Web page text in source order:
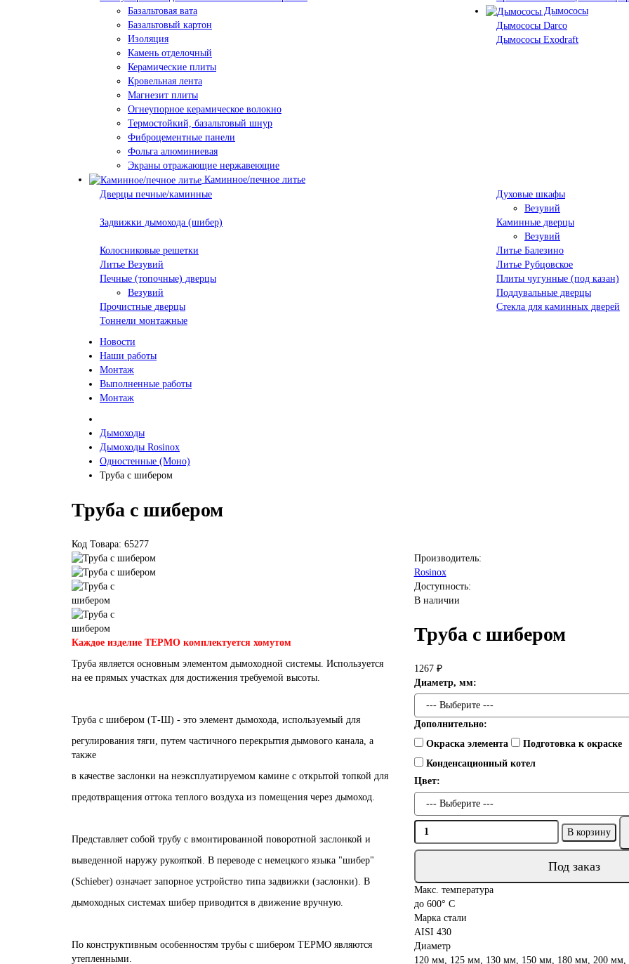
Базальтовая вата
Базальтовый картон
Изоляция
Камень отделочный
Керамические плиты
Кровельная лента
Магнезит плиты
Огнеупорное керамическое волокно
Термостойкий, базальтовый шнур
Фиброцементные панели
Фольга алюминиевая
Экраны отражающие нержавеющие
Дымососы
Дымососы Darco
Дымососы Exodraft
Каминное/печное литье
Дверцы печные/каминные
Духовые шкафы
Везувий
Задвижки дымохода (шибер)
Каминные дверцы
Везувий
Колосниковые решетки
Литье Балезино
Литье Везувий
Литье Рубцовское
Печные (топочные) дверцы
Везувий
Плиты чугунные (под казан)
Поддувальные дверцы
Прочистные дверцы
Стекла для каминных дверей
Тоннели монтажные
Новости
Наши работы
Монтаж
Выполненные работы
Монтаж
Дымоходы
Дымоходы Rosinox
Одностенные (Моно)
Труба с шибером
Труба с шибером
Код Товара: 65277
Каждое изделие ТЕРМО комплектуется хомутом
Труба является основным элементом дымоходной системы. Используется
на ее прямых участках для достижения требуемой высоты.
Труба с шибером (Т-Ш) - это элемент дымохода, используемый для
регулирования тяги, путем частичного перекрытия дымового канала, а
также
в качестве заслонки на неэксплуатируемом камине с открытой топкой для
предотвращения оттока теплого воздуха из помещения через дымоход.
Представляет собой трубу с вмонтированной поворотной заслонкой и
выведенной наружу рукояткой. В переводе с немецкого языка "шибер"
(Schieber) означает запорное устройство типа задвижки (заслонки). В
дымоходных системах шибер приводится в движение вручную.
По конструктивным особенностям трубы с шибером ТЕРМО являются
утепленными.
Производитель:
Rosinox
Доступность:
В наличии
Труба с шибером
1267 ₽
Диаметр, мм:
Дополнительно:
Окраска элемента
Подготовка к окраске
Конденсационный котел
Цвет:
В корзину
Под заказ
Макс. температура
до 600° C
Марка стали
AISI 430
Диаметр
120 мм, 125 мм, 130 мм, 150 мм, 180 мм, 200